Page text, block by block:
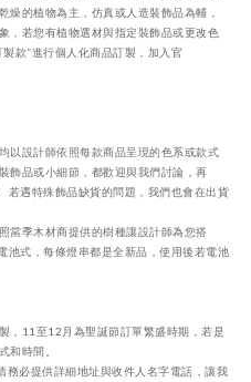
的植物為主，仿真或人造裝飾品為輔，
，若您有植物選材與指定裝飾品或更改色
款”進行個人化商品訂製，
加入官
以設計師依照每款商品呈現的色系或款式
飾品或小細節，都歡迎與我們討論，再
若遇特殊飾品缺貨的問題，我們也會在出貨
當季木材商提供的樹種讓設計師為您搭
池式，每條燈串都是全新品，使用後若電池
，11至12月為聖誕節訂單繁盛時期，若是
和時間。
必提供詳細地址與收件人名字電話，讓我